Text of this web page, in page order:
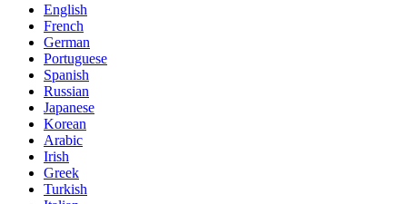
English
French
German
Portuguese
Spanish
Russian
Japanese
Korean
Arabic
Irish
Greek
Turkish